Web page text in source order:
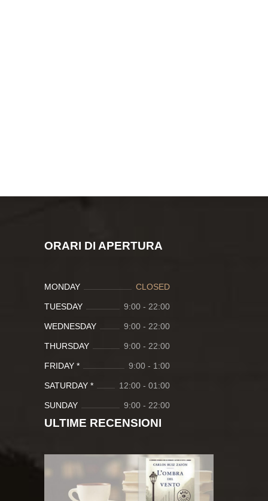
ORARI DI APERTURA
MONDAY CLOSED
TUESDAY 9:00 - 22:00
WEDNESDAY 9:00 - 22:00
THURSDAY 9:00 - 22:00
FRIDAY * 9:00 - 1:00
SATURDAY * 12:00 - 01:00
SUNDAY 9:00 - 22:00
ULTIME RECENSIONI